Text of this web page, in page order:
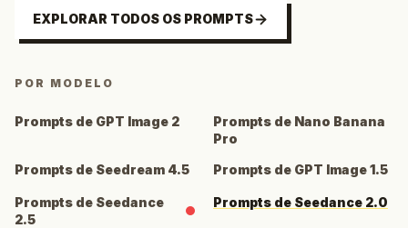
EXPLORAR TODOS OS PROMPTS
POR MODELO
Prompts de GPT Image 2
Prompts de Nano Banana
Pro
Prompts de Seedream 4.5
Prompts de GPT Image 1.5
Prompts de Seedance
2.5
Prompts de Seedance 2.0